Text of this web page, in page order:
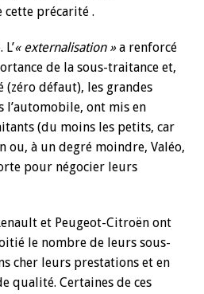
précarité .
« externalisation »a renforcé
de la sous-traitance et,
défaut), les grandes
l’automobile, ont mis en
(du moins les petits, car
ou, à un degré moindre, Valéo,
pour négocier leurs
et Peugeot-Citroën ont
le nombre de leurs sous-
cher leurs prestations et en
qualité. Certaines de ces